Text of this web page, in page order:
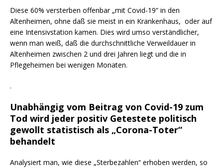
Diese 60% versterben offenbar „mit Covid-19“ in den
Altenheimen, ohne daß sie meist in ein Krankenhaus, oder auf
eine Intensivstation kamen. Dies wird umso verständlicher,
wenn man weiß, daß die durchschnittliche Verweildauer in
Altenheimen zwischen 2 und drei Jahren liegt und die in
Pflegeheimen bei wenigen Monaten.
.
Unabhängig vom Beitrag von Covid-19 zum
Tod wird jeder positiv Getestete politisch
gewollt statistisch als „Corona-Toter“
behandelt
Analysiert man, wie diese „Sterbezahlen“ erhoben werden, so